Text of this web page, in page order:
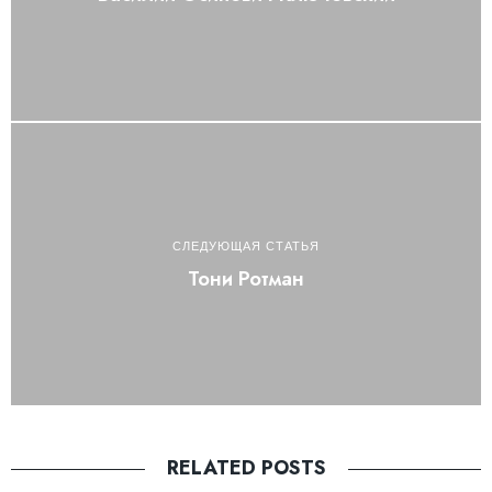
СЛЕДУЮЩАЯ СТАТЬЯ
Тони Ротман
RELATED POSTS